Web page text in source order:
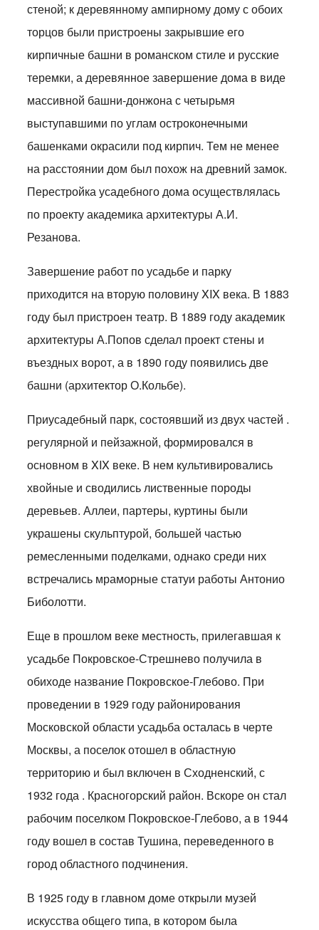
стеной; к деревянному ампирному дому с обоих
торцов были пристроены закрывшие его
кирпичные башни в романском стиле и русские
теремки, а деревянное завершение дома в виде
массивной башни-донжона с четырьмя
выступавшими по углам остроконечными
башенками окрасили под кирпич. Тем не менее
на расстоянии дом был похож на древний замок.
Перестройка усадебного дома осуществлялась
по проекту академика архитектуры А.И.
Резанова.
Завершение работ по усадьбе и парку
приходится на вторую половину XIX века. В 1883
году был пристроен театр. В 1889 году академик
архитектуры А.Попов сделал проект стены и
въездных ворот, а в 1890 году появились две
башни (архитектор О.Кольбе).
Приусадебный парк, состоявший из двух частей .
регулярной и пейзажной, формировался в
основном в XIX веке. В нем культивировались
хвойные и сводились лиственные породы
деревьев. Аллеи, партеры, куртины были
украшены скульптурой, большей частью
ремесленными поделками, однако среди них
встречались мраморные статуи работы Антонио
Биболотти.
Еще в прошлом веке местность, прилегавшая к
усадьбе Покровское-Стрешнево получила в
обиходе название Покровское-Глебово. При
проведении в 1929 году районирования
Московской области усадьба осталась в черте
Москвы, а поселок отошел в областную
территорию и был включен в Сходненский, с
1932 года . Красногорский район. Вскоре он стал
рабочим поселком Покровское-Глебово, а в 1944
году вошел в состав Тушина, переведенного в
город областного подчинения.
В 1925 году в главном доме открыли музей
искусства общего типа, в котором была